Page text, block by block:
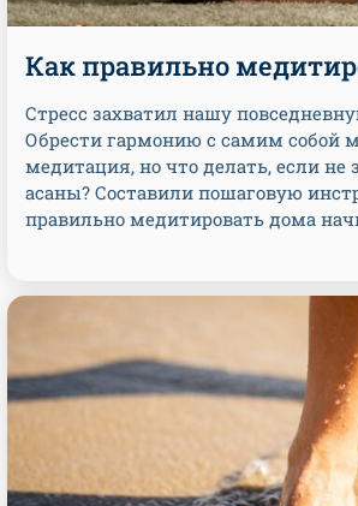
Как правильно
Стресс захватил нашу
Обрести гармонию с самим собой
медитация, но что делать, если не
асаны? Составили пошаговую
правильно медитировать дома